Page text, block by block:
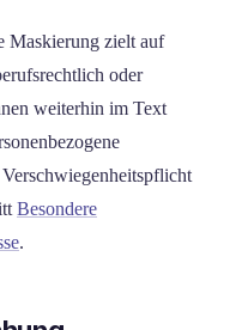
Maskierung zielt auf
oder
weiterhin im Text
Besondere
.